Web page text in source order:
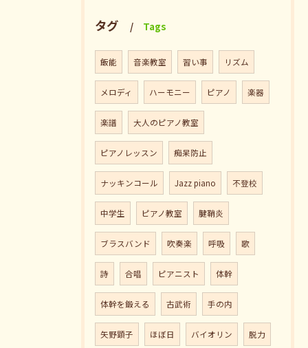
タグ Tags
飯能 音楽教室 習い事 リズム
メロディ ハーモニー ピアノ 楽器
楽譜 大人のピアノ教室
ピアノレッスン 痴呆防止
ナッキンコール Jazz piano 不登校
中学生 ピアノ教室 腱鞘炎
ブラスバンド 吹奏楽 呼吸 歌
詩 合唱 ピアニスト 体幹
体幹を鍛える 古武術 手の内
矢野顕子 ほぼ日 バイオリン 脱力